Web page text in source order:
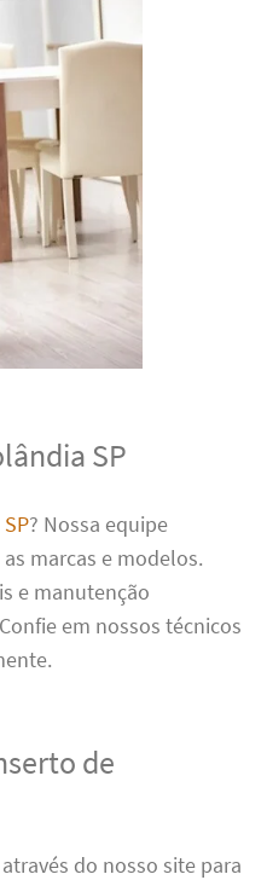
SP
? Nossa equipe
marcas e modelos.
e manutenção
em nossos técnicos
de
do nosso site para